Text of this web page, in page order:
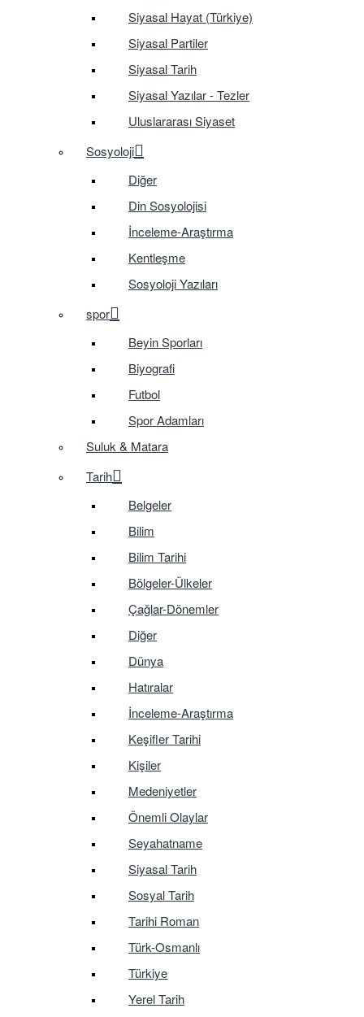
Siyasal Hayat (Türkiye)
Siyasal Partiler
Siyasal Tarih
Siyasal Yazılar - Tezler
Uluslararası Siyaset
Sosyoloji
Diğer
Din Sosyolojisi
İnceleme-Araştırma
Kentleşme
Sosyoloji Yazıları
spor
Beyin Sporları
Biyografi
Futbol
Spor Adamları
Suluk & Matara
Tarih
Belgeler
Bilim
Bilim Tarihi
Bölgeler-Ülkeler
Çağlar-Dönemler
Diğer
Dünya
Hatıralar
İnceleme-Araştırma
Keşifler Tarihi
Kişiler
Medeniyetler
Önemli Olaylar
Seyahatname
Siyasal Tarih
Sosyal Tarih
Tarihi Roman
Türk-Osmanlı
Türkiye
Yerel Tarih